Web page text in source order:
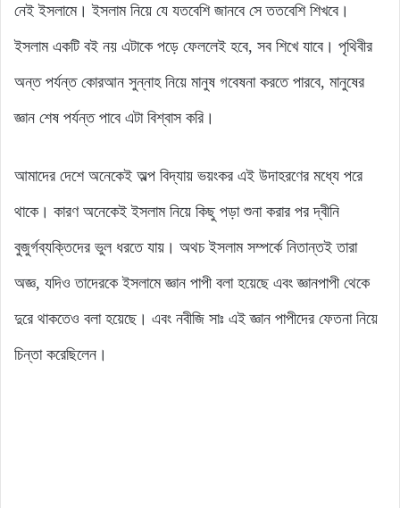
নেই ইসলামে। ইসলাম নিয়ে যে যতবেশি জানবে সে ততবেশি শিখবে।
ইসলাম একটি বই নয় এটাকে পড়ে ফেললেই হবে, সব শিখে যাবে। পৃথিবীর
অন্ত পর্যন্ত কোরআন সুন্নাহ নিয়ে মানুষ গবেষনা করতে পারবে, মানুষের
জ্ঞান শেষ পর্যন্ত পাবে এটা বিশ্বাস করি।
আমাদের দেশে অনেকেই অল্প বিদ্যায় ভয়ংকর এই উদাহরণের মধ্যে পরে
থাকে। কারণ অনেকেই ইসলাম নিয়ে কিছু পড়া শুনা করার পর দ্বীনি
বুজুর্গব্যক্তিদের ভুল ধরতে যায়। অথচ ইসলাম সম্পর্কে নিতান্তই তারা
অজ্ঞ, যদিও তাদেরকে ইসলামে জ্ঞান পাপী বলা হয়েছে এবং জ্ঞানপাপী থেকে
দুরে থাকতেও বলা হয়েছে। এবং নবীজি সাঃ এই জ্ঞান পাপীদের ফেতনা নিয়ে
চিন্তা করেছিলেন।